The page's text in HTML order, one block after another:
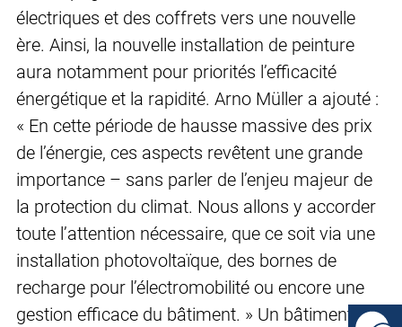
électriques et des coffrets vers une nouvelle
ère. Ainsi, la nouvelle installation de peinture
aura notamment pour priorités l’efficacité
énergétique et la rapidité. Arno Müller a ajouté :
« En cette période de hausse massive des prix
de l’énergie, ces aspects revêtent une grande
importance – sans parler de l’enjeu majeur de
la protection du climat. Nous allons y accorder
toute l’attention nécessaire, que ce soit via une
installation photovoltaïque, des bornes de
recharge pour l’électromobilité ou encore une
gestion efficace du bâtiment. » Un bâtiment